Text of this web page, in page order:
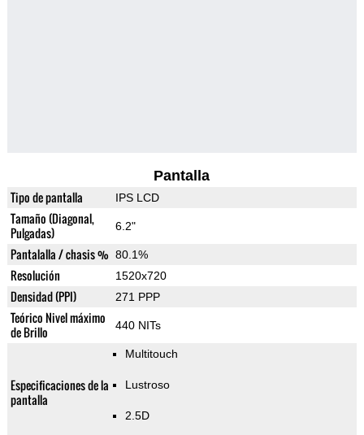
Pantalla
Tipo de pantalla IPS LCD
Tamaño (Diagonal,
Pulgadas)
6.2"
Pantalalla / chasis % 80.1%
Resolución 1520x720
Densidad (PPI) 271 PPP
Teórico Nivel máximo
de Brillo
440 NITs
Especificaciones de la
pantalla
Multitouch
Lustroso
2.5D